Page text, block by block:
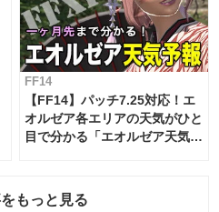
FF14
【FF14】パッチ7.25対応！エ
オルゼア各エリアの天気がひと
目で分かる「エオルゼア天気予
もっと見る